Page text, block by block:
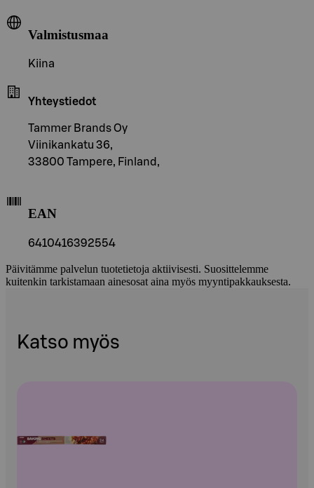
Valmistusmaa
Kiina
Yhteystiedot
Tammer Brands Oy
Viinikankatu 36,
33800 Tampere, Finland,
EAN
6410416392554
Päivitämme palvelun tuotetietoja aktiivisesti. Suosittelemme
kuitenkin tarkistamaan ainesosat aina myös myyntipakkauksesta.
Katso myös